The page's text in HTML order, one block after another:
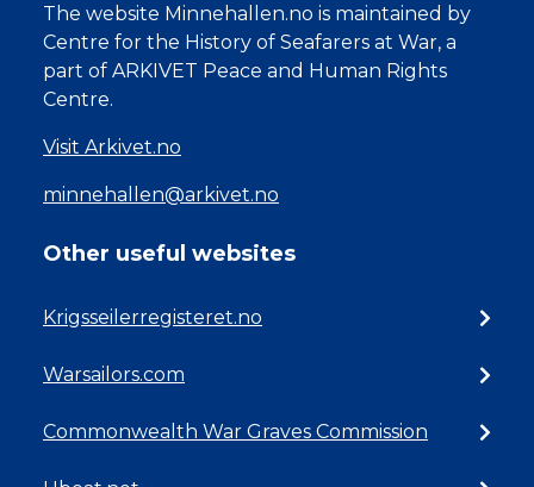
The website Minnehallen.no is maintained by
Centre for the History of Seafarers at War, a
part of ARKIVET Peace and Human Rights
Centre.
Visit Arkivet.no
minnehallen@arkivet.no
Other useful websites
Krigsseilerregisteret.no
Warsailors.com
Commonwealth War Graves Commission